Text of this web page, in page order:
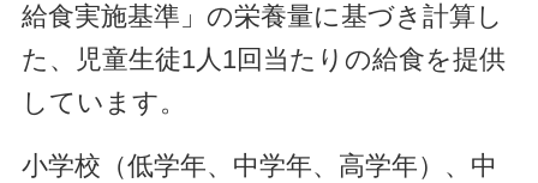
給食実施基準」の栄養量に基づき計算し
た、児童生徒1人1回当たりの給食を提供
しています。
小学校（低学年、中学年、高学年）、中